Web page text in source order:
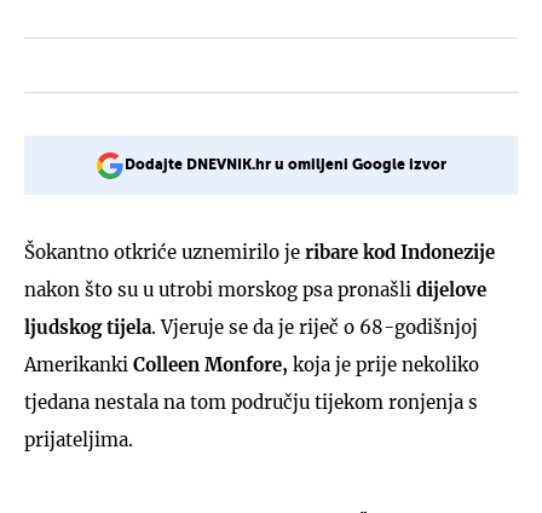
Dodajte DNEVNIK.hr u omiljeni Google izvor
Šokantno otkriće uznemirilo je ribare kod Indonezije
nakon što su u utrobi morskog psa pronašli dijelove
ljudskog tijela. Vjeruje se da je riječ o 68-godišnjoj
Amerikanki Colleen Monfore, koja je prije nekoliko
tjedana nestala na tom području tijekom ronjenja s
prijateljima.